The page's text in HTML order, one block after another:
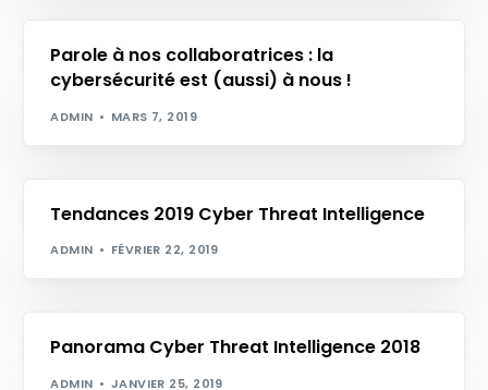
Parole à nos collaboratrices : la
cybersécurité est (aussi) à nous !
ADMIN MARS 7, 2019
Tendances 2019 Cyber Threat Intelligence
ADMIN FÉVRIER 22, 2019
Panorama Cyber Threat Intelligence 2018
ADMIN JANVIER 25, 2019